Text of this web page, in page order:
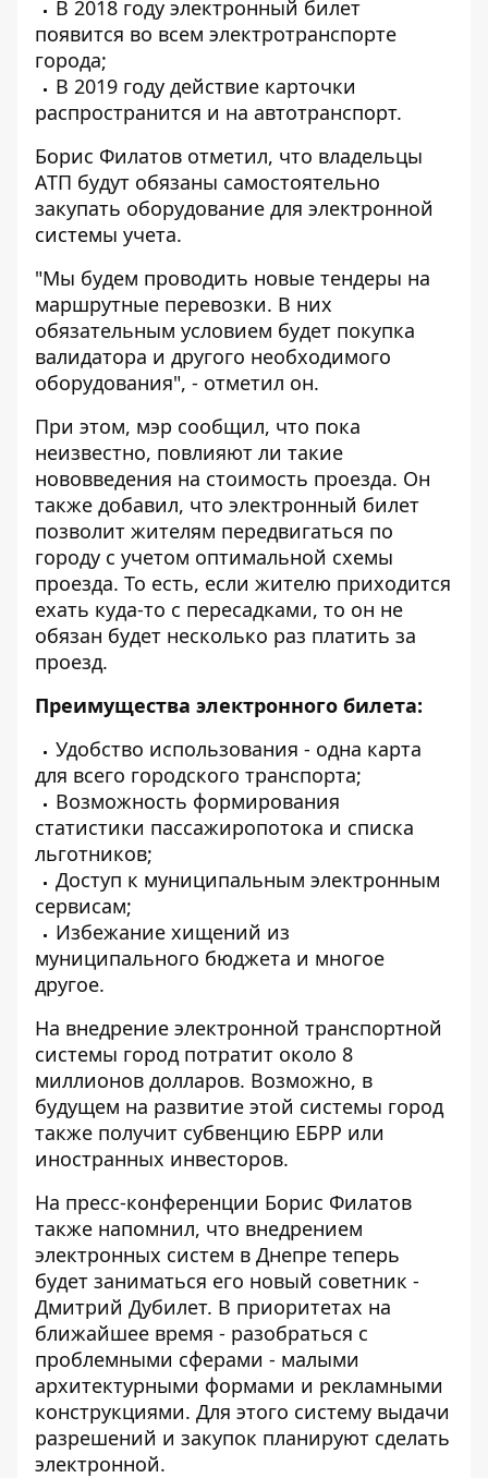
В 2018 году электронный билет
появится во всем электротранспорте
города;
В 2019 году действие карточки
распространится и на автотранспорт.
Борис Филатов отметил, что владельцы
АТП будут обязаны самостоятельно
закупать оборудование для электронной
системы учета.
"Мы будем проводить новые тендеры на
маршрутные перевозки. В них
обязательным условием будет покупка
валидатора и другого необходимого
оборудования", - отметил он.
При этом, мэр сообщил, что пока
неизвестно, повлияют ли такие
нововведения на стоимость проезда. Он
также добавил, что электронный билет
позволит жителям передвигаться по
городу с учетом оптимальной схемы
проезда. То есть, если жителю приходится
ехать куда-то с пересадками, то он не
обязан будет несколько раз платить за
проезд.
Преимущества электронного билета:
Удобство использования - одна карта
для всего городского транспорта;
Возможность формирования
статистики пассажиропотока и списка
льготников;
Доступ к муниципальным электронным
сервисам;
Избежание хищений из
муниципального бюджета и многое
другое.
На внедрение электронной транспортной
системы город потратит около 8
миллионов долларов. Возможно, в
будущем на развитие этой системы город
также получит субвенцию ЕБРР или
иностранных инвесторов.
На пресс-конференции Борис Филатов
также напомнил, что внедрением
электронных систем в Днепре теперь
будет заниматься его новый советник -
Дмитрий Дубилет. В приоритетах на
ближайшее время - разобраться с
проблемными сферами - малыми
архитектурными формами и рекламными
конструкциями. Для этого систему выдачи
разрешений и закупок планируют сделать
электронной.